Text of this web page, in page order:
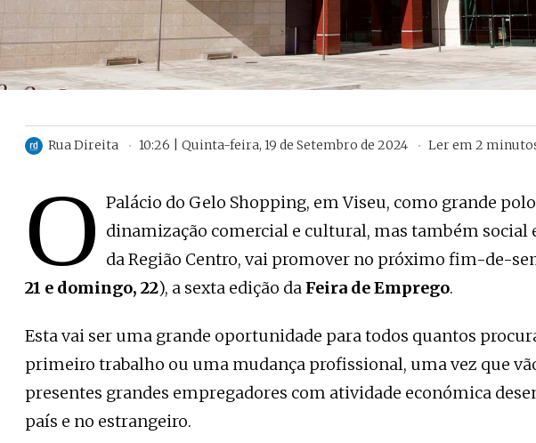
Rua Direita 10:26 | Quinta-feira, 19 de Setembro de 2024 Ler em 2
O Palácio do Gelo Shopping, em Viseu, como grande
dinamização comercial e cultural, mas também social
da Região Centro, vai promover no próximo fim-de-
21 e domingo, 22), a sexta edição da Feira de Emprego.
Esta vai ser uma grande oportunidade para todos quantos
primeiro trabalho ou uma mudança profissional, uma vez que
presentes grandes empregadores com atividade económica
país e no estrangeiro.